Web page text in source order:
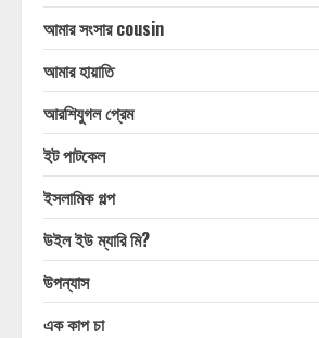
আমার সংসার cousin
আমার হায়াতি
আরশিযুগল প্রেম
ইট পাটকেল
ইসলামিক গল্প
উইল ইউ ম্যারি মি?
উপন্যাস
এক কাপ চা